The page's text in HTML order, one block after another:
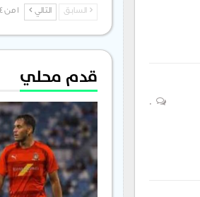
السابق التالي 1 من 484
قدم محلي